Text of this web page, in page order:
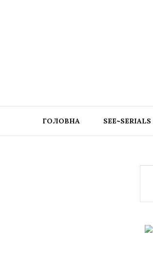
ГОЛОВНА SEE~SERIALS